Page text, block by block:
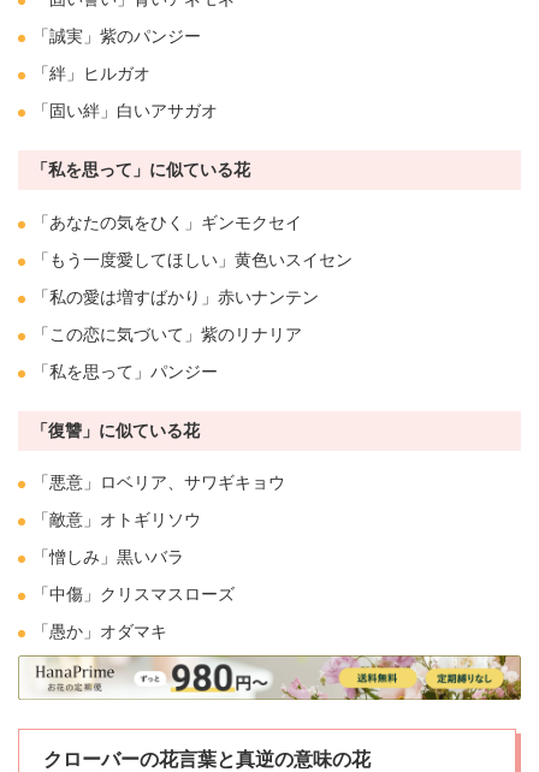
「誠実」紫のパンジー
「絆 」
ヒルガオ
「固い絆 」白いアサガオ
「私を思って」に似ている花
「あなたの気をひく」ギンモクセイ
「もう一度愛してほしい」黄色いスイセン
「私の愛は増すばかり」赤いナンテン
「この恋に気づいて」紫のリナリア
「私を思って」 パンジー
「復讐」に似ている花
「悪意」 ロベリア 、サワギキョウ
「敵意」オトギリソウ
「憎しみ」黒いバラ
「中傷」 クリスマスローズ
「愚か」 オダマキ
クローバーの花言葉と真逆の意味の花